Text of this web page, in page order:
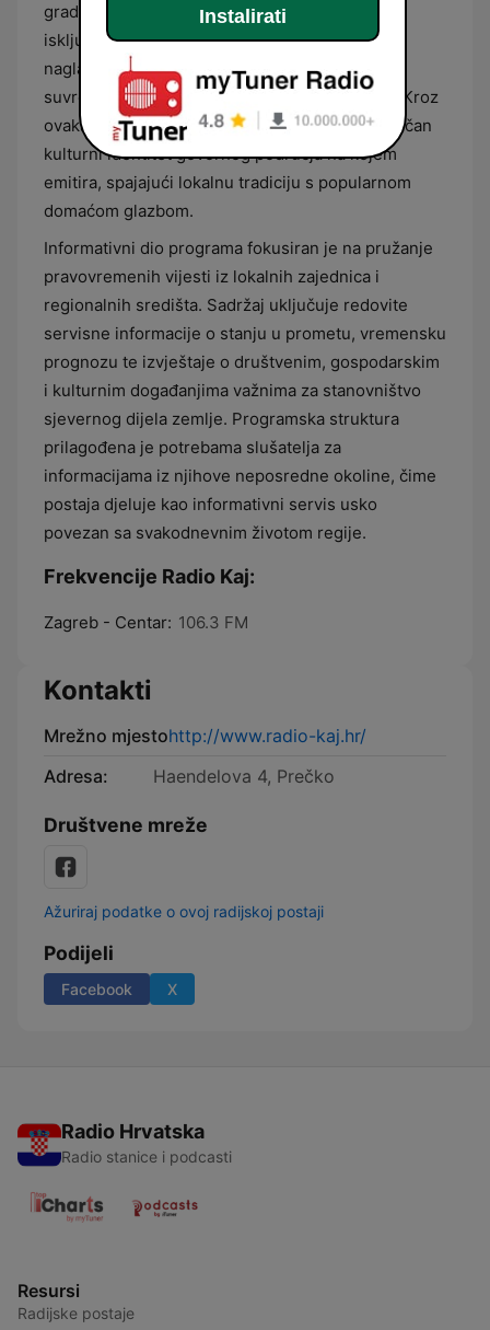
grad Zagreb. Glazbeni profil postaje temelji se
isključivo na domaćoj produkciji s izraženim
naglaskom na tradicionalnu kajkavsku glazbu i
suvremene zabavne skladbe hrvatskih autora. Kroz
ovakav odabir sadržaja, stanica održava specifičan
kulturni identitet govornog područja na kojem
emitira, spajajući lokalnu tradiciju s popularnom
domaćom glazbom.
Informativni dio programa fokusiran je na pružanje
pravovremenih vijesti iz lokalnih zajednica i
regionalnih središta. Sadržaj uključuje redovite
servisne informacije o stanju u prometu, vremensku
prognozu te izvještaje o društvenim, gospodarskim
i kulturnim događanjima važnima za stanovništvo
sjevernog dijela zemlje. Programska struktura
prilagođena je potrebama slušatelja za
informacijama iz njihove neposredne okoline, čime
postaja djeluje kao informativni servis usko
povezan sa svakodnevnim životom regije.
Frekvencije Radio Kaj:
Zagreb - Centar: 106.3 FM
Kontakti
Mrežno mjestohttp://www.radio-kaj.hr/
Adresa:
Haendelova 4, Prečko
Društvene mreže
Ažuriraj podatke o ovoj radijskoj postaji
Podijeli
Facebook X
Radio Hrvatska
Radio stanice i podcasti
Resursi
Radijske postaje
Instalirati